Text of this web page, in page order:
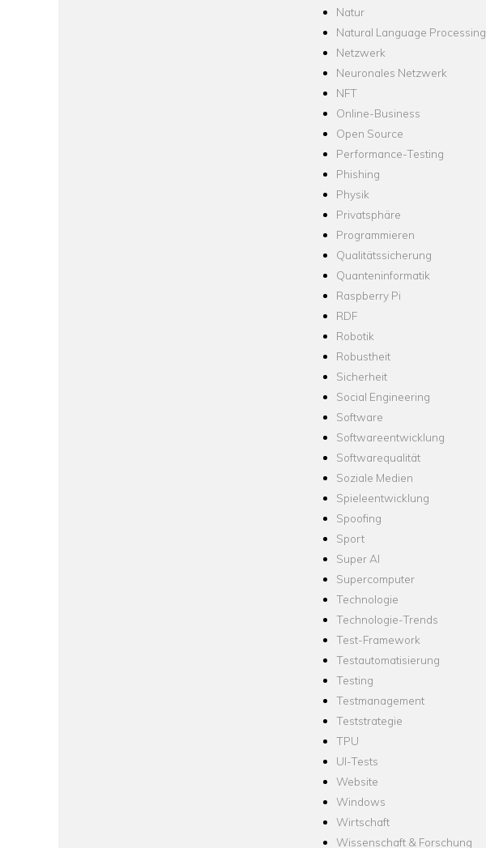
Natur
Natural Language Processing
Netzwerk
Neuronales Netzwerk
NFT
Online-Business
Open Source
Performance-Testing
Phishing
Physik
Privatsphäre
Programmieren
Qualitätssicherung
Quanteninformatik
Raspberry Pi
RDF
Robotik
Robustheit
Sicherheit
Social Engineering
Software
Softwareentwicklung
Softwarequalität
Soziale Medien
Spieleentwicklung
Spoofing
Sport
Super AI
Supercomputer
Technologie
Technologie-Trends
Test-Framework
Testautomatisierung
Testing
Testmanagement
Teststrategie
TPU
UI-Tests
Website
Windows
Wirtschaft
Wissenschaft & Forschung